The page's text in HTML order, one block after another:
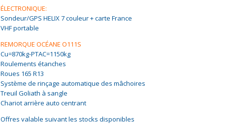
ÉLECTRONIQUE:
Sondeur/GPS HELIX 7 couleur + carte France
VHF portable
REMORQUE OCÉANE O111S
Cu=870kg-PTAC=1150kg
Roulements étanches
Roues 165 R13
Système de rinçage automatique des mâchoires
Treuil Goliath à sangle
Chariot arrière auto centrant
Offres valable suivant les stocks disponibles